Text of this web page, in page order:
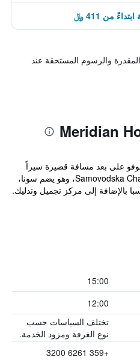
والرسوم المستحقة عند
على بعد مسافة قصيرة سيراً
على الأقدام من Samovodska Charshiya Complex، وهو يضم سونا،
بالإضافة إلى مركز تجميل وتدليك.
15:00
12:00
تختلف السياسات حسب
نوع الغرفة ومزود الخدمة.
+359 6261 3200